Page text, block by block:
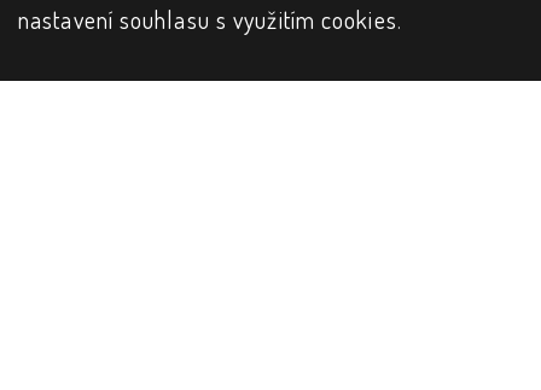
nastavení souhlasu s využitím cookies.